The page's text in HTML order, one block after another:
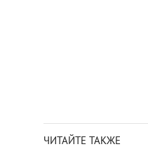
ЧИТАЙТЕ ТАКЖЕ